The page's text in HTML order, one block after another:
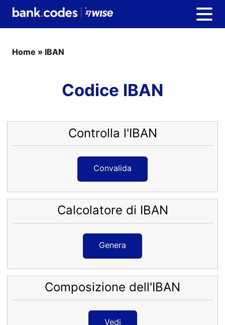
Home » IBAN
Codice IBAN
Controlla l'IBAN
Convalida
Calcolatore di IBAN
Genera
Composizione dell'IBAN
Vedi